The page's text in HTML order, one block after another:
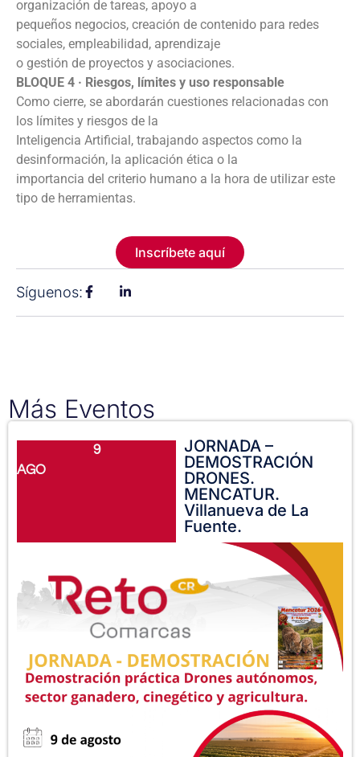
organización de tareas, apoyo a
pequeños negocios, creación de contenido para redes
sociales, empleabilidad, aprendizaje
o gestión de proyectos y asociaciones.
BLOQUE 4 · Riesgos, límites y uso responsable
Como cierre, se abordarán cuestiones relacionadas con
los límites y riesgos de la
Inteligencia Artificial, trabajando aspectos como la
desinformación, la aplicación ética o la
importancia del criterio humano a la hora de utilizar este
tipo de herramientas.
Inscríbete aquí
Síguenos:
Más Eventos
9
AGO
JORNADA –
DEMOSTRACIÓN
DRONES.
MENCATUR.
Villanueva de La
Fuente.